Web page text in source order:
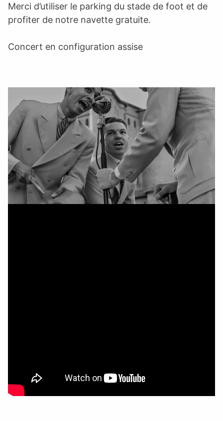
Merci d’utiliser le parking du stade de foot et de
profiter de notre navette gratuite.
Concert en configuration assise